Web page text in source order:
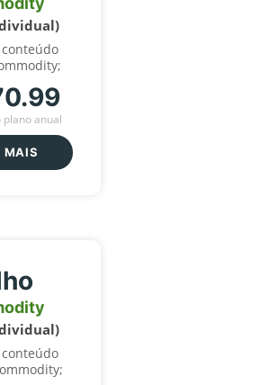
conteúdo
anual
MAIS
conteúdo